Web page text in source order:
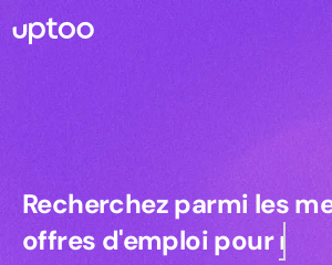
Recherchez parmi les
Recherchez parmi les
offres d'emploi pour